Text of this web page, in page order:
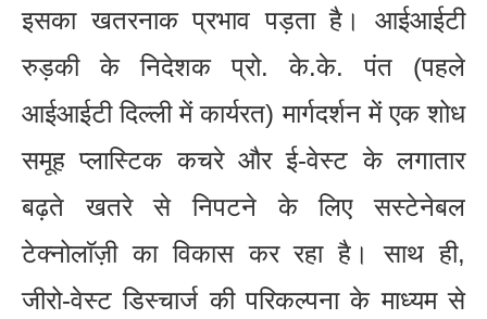
इसका खतरनाक प्रभाव पड़ता है। आईआईटी
रुड़की के निदेशक प्रो. के.के. पंत (पहले
आईआईटी दिल्ली में कार्यरत) मार्गदर्शन में एक शोध
समूह प्लास्टिक कचरे और ई-वेस्ट के लगातार
बढ़ते खतरे से निपटने के लिए सस्टेनेबल
टेक्नोलाॅज़ी का विकास कर रहा है। साथ ही,
जीरो-वेस्ट डिस्चार्ज की परिकल्पना के माध्यम से